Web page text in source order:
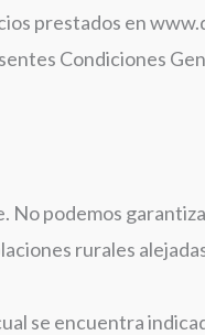
prestados en
Condiciones
No podemos
rurales
se encuentra